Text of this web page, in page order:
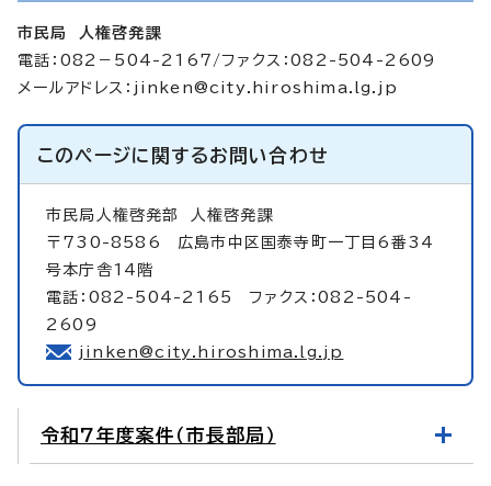
市民局 人権啓発課
電話：082－504-2167/ファクス：082-504-2609
メールアドレス： jinken@city.hiroshima.lg.jp
このページに関するお問い合わせ
市民局人権啓発部
人権啓発課
〒730-8586 広島市中区国泰寺町一丁目6番34
号本庁舎14階
電話：082-504-2165 ファクス：082-504-
2609
jinken@city.hiroshima.lg.jp
令和7年度案件（市長部局）